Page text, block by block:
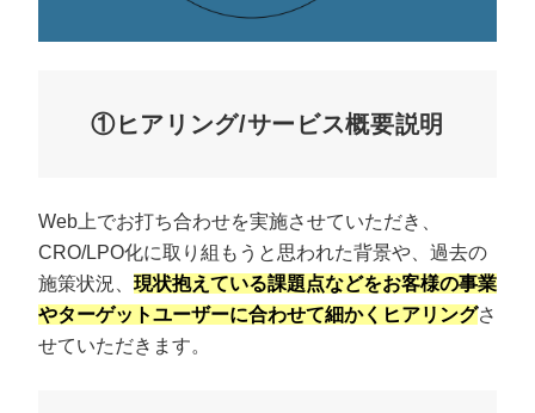
①ヒアリング/サービス概要説明
Web上でお打ち合わせを実施させていただき、
CRO/LPO化に取り組もうと思われた背景や、過去の
施策状況、 現状抱えている課題点などをお客様の事業
やターゲットユーザーに合わせて細かくヒアリングさ
せていただきます。